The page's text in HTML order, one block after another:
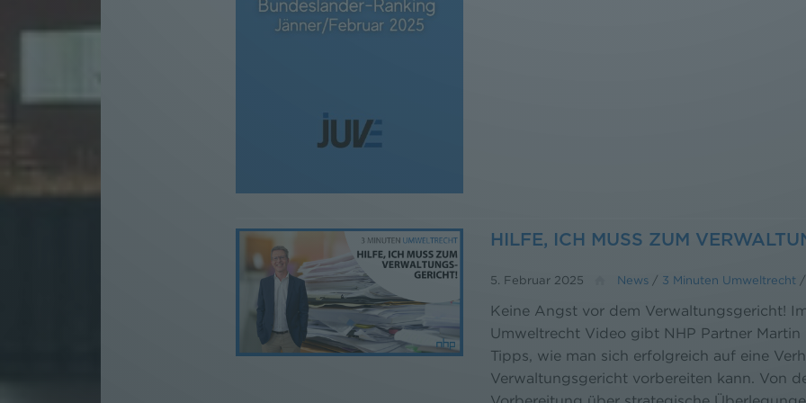
HILFE, ICH MUSS ZUM
5. Februar 2025 News / 3 Minuten Umweltrecht
Keine Angst vor dem Verwaltungsgericht!
Umweltrecht Video gibt NHP Partner
Tipps, wie man sich erfolgreich auf eine
Verwaltungsgericht vorbereiten kann. Von